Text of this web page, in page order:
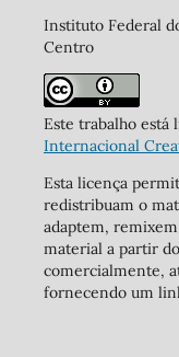
Instituto Federal
Centro
Este trabalho está
Internacional
Esta licença
redistribuam o
adaptem,
material a partir
comercialmente,
fornecendo um